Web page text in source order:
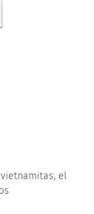
el